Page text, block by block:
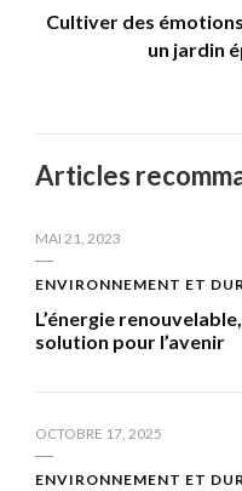
Cultiver des
un jardin
Articles
MAI 21, 2023
ENVIRONNEMENT ET
L’énergie
solution pour l’avenir
OCTOBRE 17, 2025
ENVIRONNEMENT ET